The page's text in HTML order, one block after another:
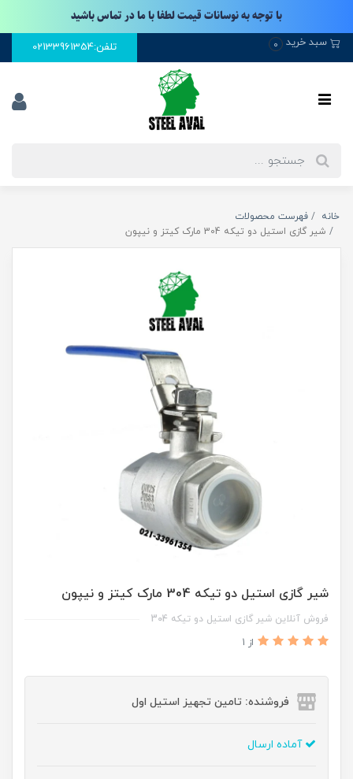
با توجه به نوسانات قیمت لطفا با ما در تماس باشید
سبد خرید 0 تلفن:02133961354
خانه
فهرست محصولات
شیر گازی استیل دو تیکه 304 مارک کیتز و نیپون
شیر گازی استیل دو تیکه 304 مارک کیتز و نیپون
فروش آنلاین شیر گازی استیل دو تیکه 304
از 1
فروشنده: تامین تجهیز استیل اول
آماده ارسال